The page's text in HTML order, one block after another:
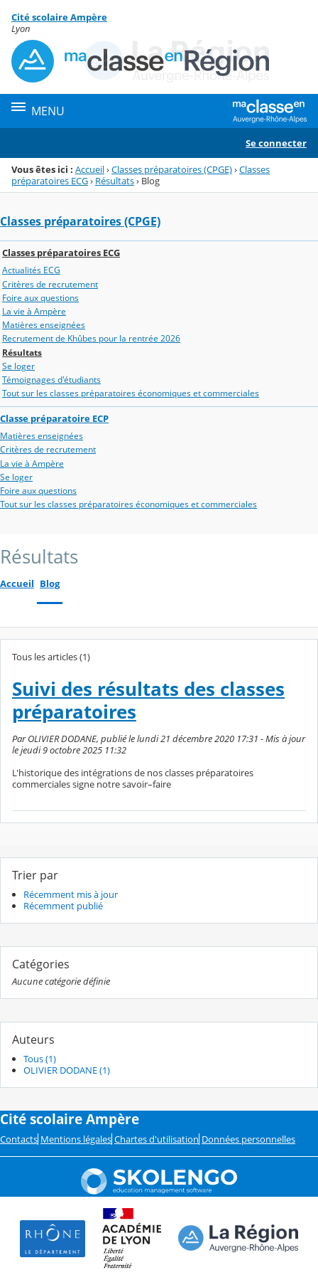
Menu de la rubrique
Contenu
Cité scolaire Ampère
Lyon
MENU
Se connecter
Vous êtes ici : Accueil›Classes préparatoires (CPGE)›Classes
préparatoires ECG› Résultats› Blog
Classes préparatoires (CPGE)
Classes préparatoires ECG
Actualités ECG
Critères de recrutement
Foire aux questions
La vie à Ampère
Matières enseignées
Recrutement de Khûbes pour la rentrée 2026
Résultats
Se loger
Témoignages d'étudiants
Tout sur les classes préparatoires économiques et commerciales
Classe préparatoire ECP
Matières enseignées
Critères de recrutement
La vie à Ampère
Se loger
Foire aux questions
Tout sur les classes préparatoires économiques et commerciales
Résultats
Accueil Blog
Tous les articles (1)
Suivi des résultats des classes
préparatoires
Par OLIVIER DODANE, publié le lundi 21 décembre 2020 17:31 - Mis à jour
le jeudi 9 octobre 2025 11:32
L'historique des intégrations de nos classes préparatoires
commerciales signe notre savoir–faire
Trier par
Récemment mis à jour
Récemment publié
Catégories
Aucune catégorie définie
Auteurs
Tous (1)
OLIVIER DODANE (1)
Cité scolaire Ampère
Contacts Mentions légales Chartes d'utilisation Données personnelles